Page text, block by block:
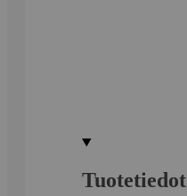
Tuotetiedot